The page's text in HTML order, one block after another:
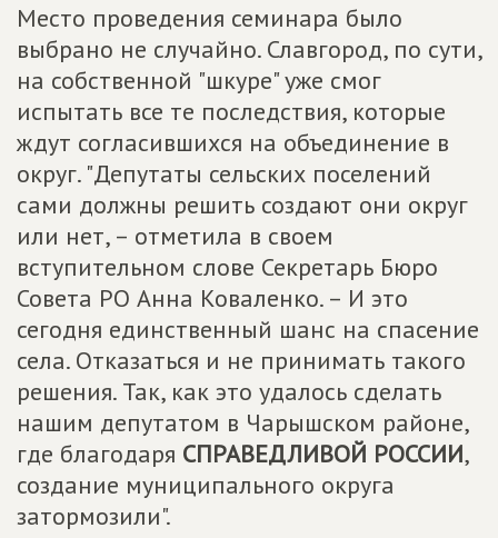
Место проведения семинара было
выбрано не случайно. Славгород, по сути,
на собственной "шкуре" уже смог
испытать все те последствия, которые
ждут согласившихся на объединение в
округ. "Депутаты сельских поселений
сами должны решить создают они округ
или нет, – отметила в своем
вступительном слове Секретарь Бюро
Совета РО Анна Коваленко. – И это
сегодня единственный шанс на спасение
села. Отказаться и не принимать такого
решения. Так, как это удалось сделать
нашим депутатом в Чарышском районе,
где благодаря СПРАВЕДЛИВОЙ РОССИИ,
создание муниципального округа
затормозили".